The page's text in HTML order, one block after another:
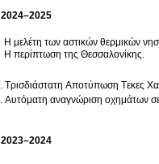
2024–2025
Η μελέτη των αστικών θερμικών
Η περίπτωση της Θεσσαλονίκης.
Αυτόματη αναγνώριση οχημάτων
2023–2024